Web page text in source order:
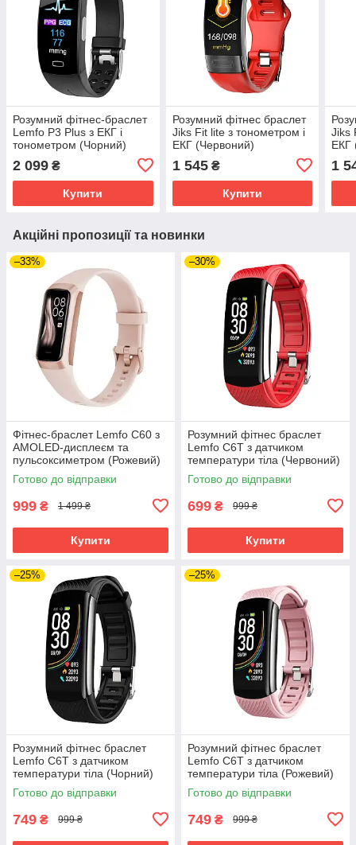
Розумний фітнес-браслет
Lemfo P3 Plus з ЕКГ і
тонометром (Чорний)
2 099 ₴
Купити
Розумний фітнес браслет
Jiks Fit lite з тонометром і
ЕКГ (Червоний)
1 545₴
Купити
Jiks
ЕКГ
1
Акційні пропозиції та новинки
–33%
Фітнес-браслет Lemfo C60 з
AMOLED-дисплеєм та
пульсоксиметром (Рожевий)
Готово до відправки
999 ₴ 1 499 ₴
Купити
–30%
Розумний фітнес браслет
Lemfo C6T з датчиком
температури тіла (Червоний)
Готово до відправки
699 ₴ 999 ₴
Купити
–25%
Розумний фітнес браслет
Lemfo C6T з датчиком
температури тіла (Чорний)
Готово до відправки
749 ₴ 999 ₴
–25%
Розумний фітнес браслет
Lemfo C6T з датчиком
температури тіла (Рожевий)
Готово до відправки
749 ₴ 999 ₴